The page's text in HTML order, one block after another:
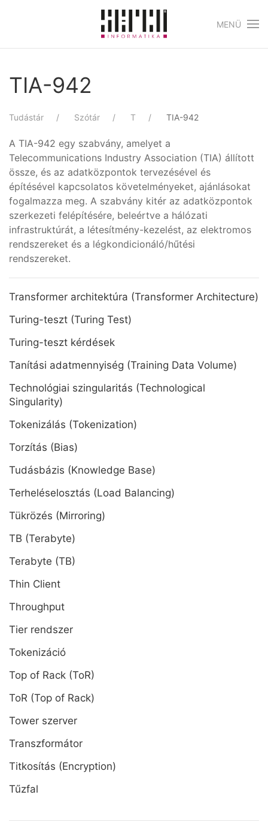
Skip to main content
MENÜ
TIA-942
Tudástár Szótár T TIA-942
A TIA-942 egy szabvány, amelyet a
Telecommunications Industry Association (TIA) állított
össze, és az adatközpontok tervezésével és
építésével kapcsolatos követelményeket, ajánlásokat
fogalmazza meg. A szabvány kitér az adatközpontok
szerkezeti felépítésére, beleértve a hálózati
infrastruktúrát, a létesítmény-kezelést, az elektromos
rendszereket és a légkondicionáló/hűtési
rendszereket.
Transformer architektúra (Transformer Architecture)
Turing-teszt (Turing Test)
Turing-teszt kérdések
Tanítási adatmennyiség (Training Data Volume)
Technológiai szingularitás (Technological
Singularity)
Tokenizálás (Tokenization)
Torzítás (Bias)
Tudásbázis (Knowledge Base)
Terheléselosztás (Load Balancing)
Tükrözés (Mirroring)
TB (Terabyte)
Terabyte (TB)
Thin Client
Throughput
Tier rendszer
Tokenizáció
Top of Rack (ToR)
ToR (Top of Rack)
Tower szerver
Transzformátor
Titkosítás (Encryption)
Tűzfal